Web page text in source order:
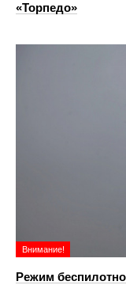
«Торпедо»
Внимание!
Режим